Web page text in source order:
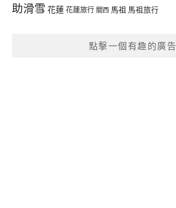
助滑雪 花蓮花蓮旅行 關西 馬祖 馬祖旅行
點擊一個有趣的廣告